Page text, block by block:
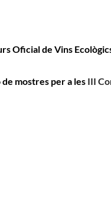
Oficial de Vins
mostres per a les III